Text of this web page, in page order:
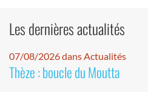
Les dernières actualités
07/08/2026 dans Actualités
Thèze : boucle du Moutta